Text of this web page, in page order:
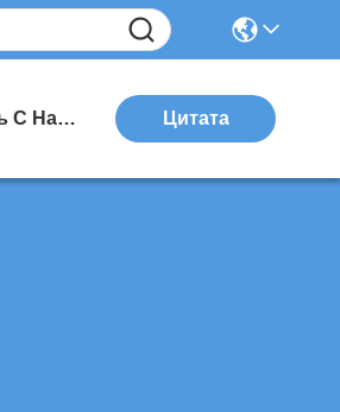
Свяжитесь С Нами Цитата